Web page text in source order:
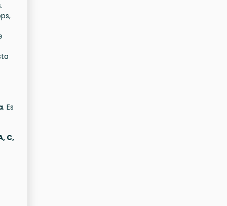
. Es
C,